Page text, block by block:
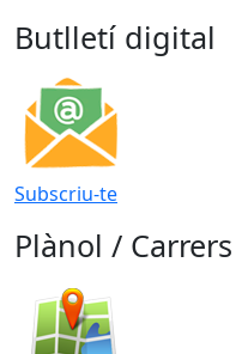
Butlletí digital
Subscriu-te
Plànol / Carrers